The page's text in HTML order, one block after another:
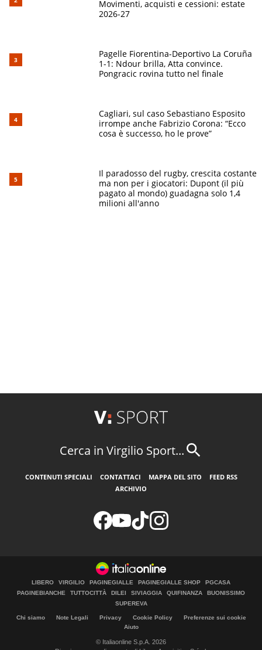
Movimenti, acquisti e cessioni: estate
2026-27
Pagelle Fiorentina-Deportivo La Coruña
1-1: Ndour brilla, Atta convince.
Pongracic rovina tutto nel finale
Cagliari, sul caso Sebastiano Esposito
irrompe anche Fabrizio Corona: “Ecco
cosa è successo, ho le prove”
Il paradosso del rugby, crescita costante
ma non per i giocatori: Dupont (il più
pagato al mondo) guadagna solo 1,4
milioni all'anno
Cerca in Virgilio Sport...
CONTENUTI SPECIALI CONTATTACI MAPPA DEL SITO
FEED RSS
ARCHIVIO
LIBERO VIRGILIO PAGINEGIALLE PAGINEGIALLE SHOP
PGCASA
PAGINEBIANCHE
TUTTOCITTÀ DILEI SIVIAGGIA QUIFINANZA
BUONISSIMO
SUPEREVA
Chi siamo Note Legali Privacy Cookie Policy
Preferenze sui cookie
Aiuto
© Italiaonline S.p.A. 2026